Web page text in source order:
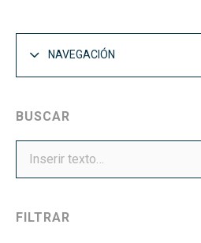
NAVEGACIÓN
BUSCAR
FILTRAR